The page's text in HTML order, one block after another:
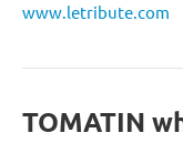
www.letribute.com
TOMATIN